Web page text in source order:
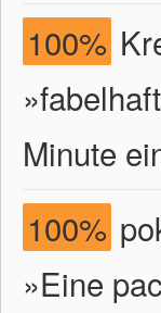
100%
Minute
100%
»Eine